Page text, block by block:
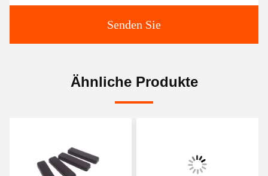
Senden Sie
Ähnliche Produkte